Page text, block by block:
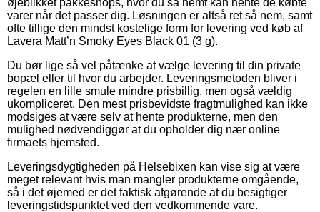
varer når det passer dig. Løsningen er altså ret så nem, samt
ofte tillige den mindst kostelige form for levering ved køb af
Lavera Matt’n Smoky Eyes Black 01 (3 g).
Du bør lige så vel påtænke at vælge levering til din private
bopæl eller til hvor du arbejder. Leveringsmetoden bliver i
regelen en lille smule mindre prisbillig, men også vældig
ukompliceret. Den mest prisbevidste fragtmulighed kan ikke
modsiges at være selv at hente produkterne, men den
mulighed nødvendiggør at du opholder dig nær online
firmaets hjemsted.
Leveringsdygtigheden på Helsebixen kan vise sig at være
meget relevant hvis man mangler produkterne omgående,
så i det øjemed er det faktisk afgørende at du besigtiger
leveringstidspunktet ved den vedkommende vare.